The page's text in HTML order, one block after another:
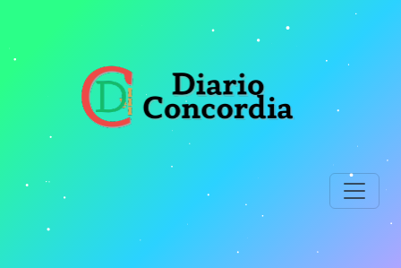
contenido